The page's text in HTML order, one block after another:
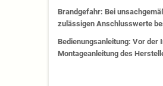
Brandgefahr: Bei
zulässigen Anschlusswerte
Bedienungsanleitung: Vor der
Montageanleitung des